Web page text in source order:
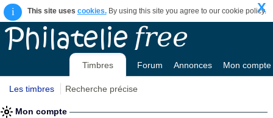
i This site uses cookies.By using this site you agree to our cookie policy.
X
Timbres Forum Annonces Mon compte
Les timbres Recherche précise
Mon compte